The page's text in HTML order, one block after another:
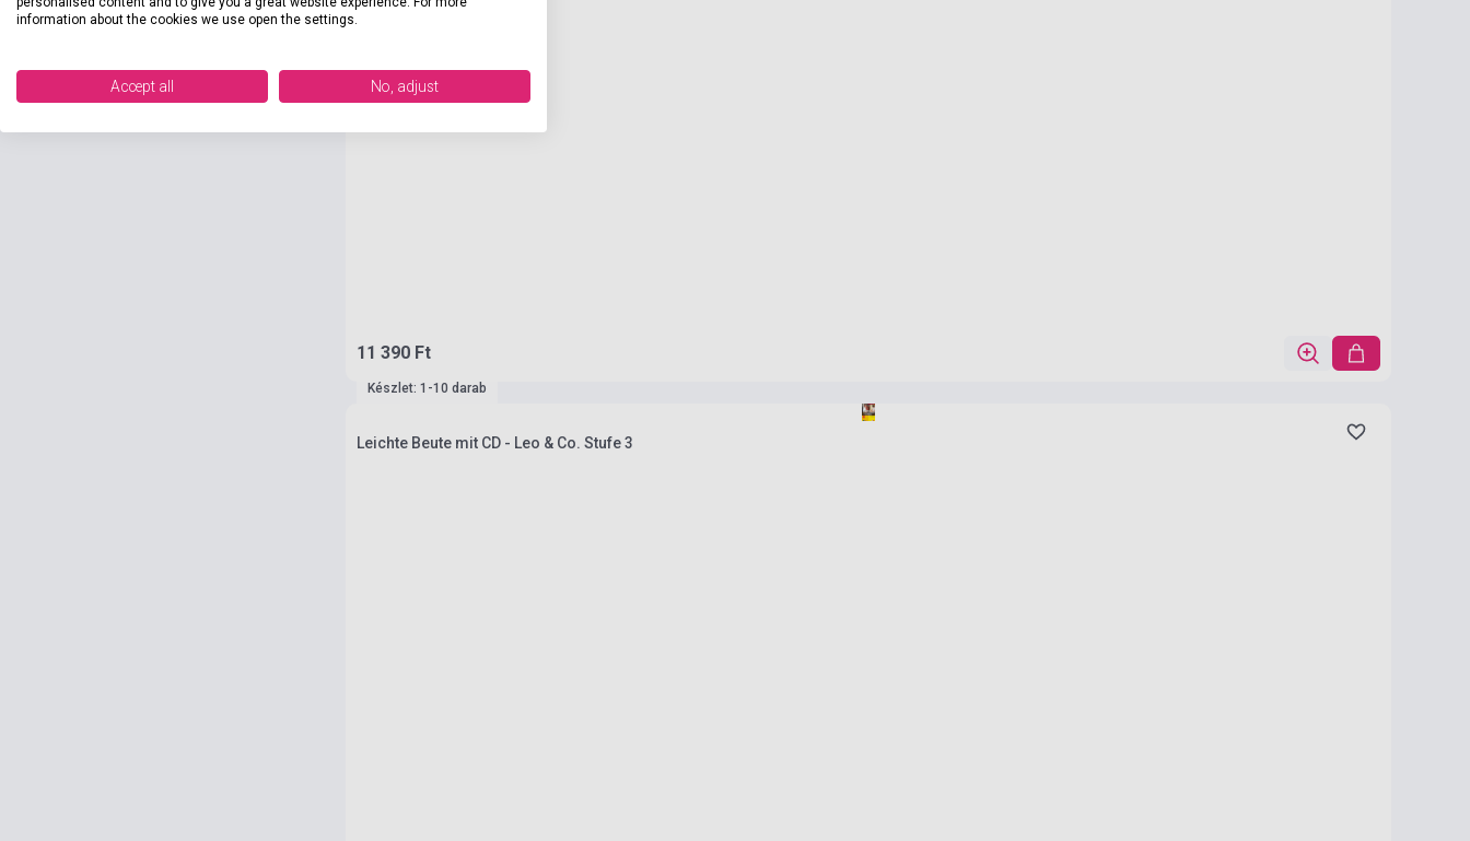
11 390 Ft
Készlet: 1-10 darab
Leichte Beute mit CD - Leo & Co. Stufe 3
information about the cookies we use open the settings.
Accept all No, adjust